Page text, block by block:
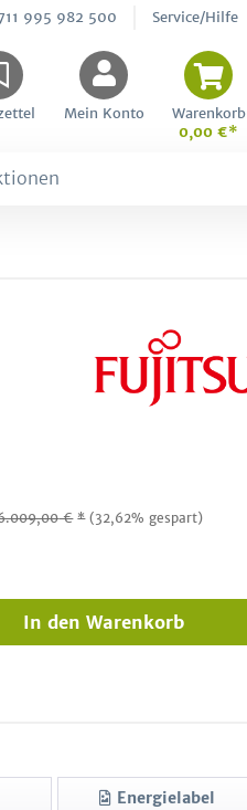
995 982 500 Service/Hilfe
Mein Konto
Warenkorb
0,00 €*
€ * (32,62% gespart)
In den Warenkorb
Energielabel